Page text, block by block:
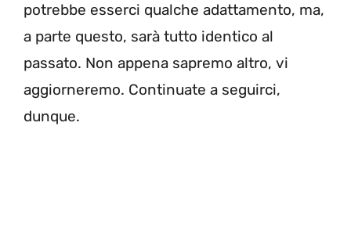
potrebbe esserci qualche adattamento, ma,
a parte questo, sarà tutto identico al
passato. Non appena sapremo altro, vi
aggiorneremo. Continuate a seguirci,
dunque.